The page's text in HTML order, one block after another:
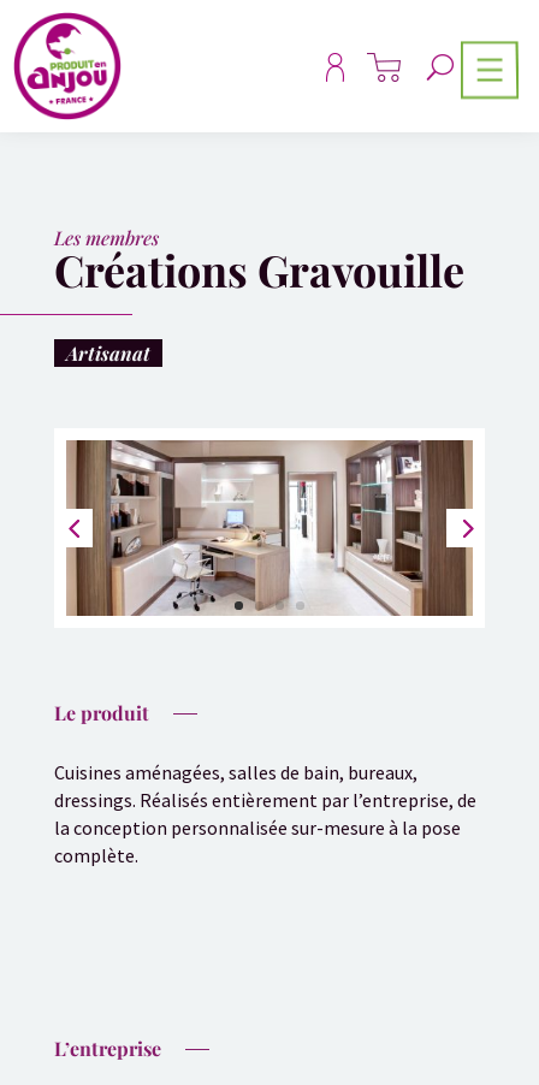
Les membres
Créations Gravouille
Artisanat
Le produit
Cuisines aménagées, salles de bain, bureaux,
dressings. Réalisés entièrement par l’entreprise, de
la conception personnalisée sur-mesure à la pose
complète.
L’entreprise
Panneau de gestion des cookies